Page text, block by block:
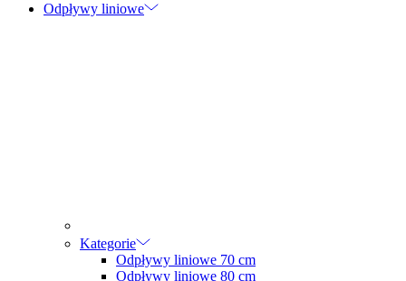
Odpływy liniowe
Kategorie
Odpływy liniowe 70 cm
Odpływy liniowe 80 cm